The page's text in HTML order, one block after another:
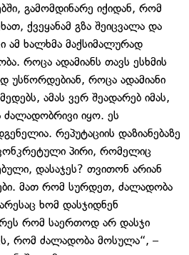
გამომდინარე იქიდან, რომ
ქვეყანამ გზა შეიცვალა და
ამ ხალხმა მაქსიმალურად
როცა ადამიანს თავს ესხმის
უსწორდებიან, როცა ადამიანი
ამას ვერ შეადარებ იმას,
იყო. ეს
რეპუტაციის დაზიანებაზე
პირი, რომელიც
დასაჯეს? თვითონ არიან
მათ რომ სურდეთ, ძალადობა
ხომ დასჯიდნენ
რომ საერთოდ არ დასჯი
რომ ძალადობა მოსულა“, –